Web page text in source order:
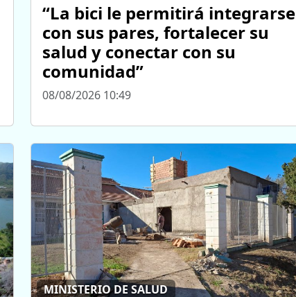
“La bici le permitirá integrarse
con sus pares, fortalecer su
salud y conectar con su
comunidad”
08/08/2026 10:49
MINISTERIO DE SALUD